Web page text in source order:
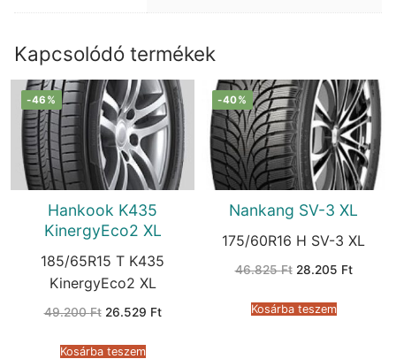
Kapcsolódó termékek
-46%
Hankook K435
KinergyEco2 XL
185/65R15 T K435
KinergyEco2 XL
49.200Ft Original
49.200 Ft.
26.529 FtCurrent
Kosárba teszem
-40%
Nankang SV-3 XL
175/60R16 H SV-3 XL
46.825Ft Original
46.825 Ft.
28.205 FtCurrent
Kosárba teszem